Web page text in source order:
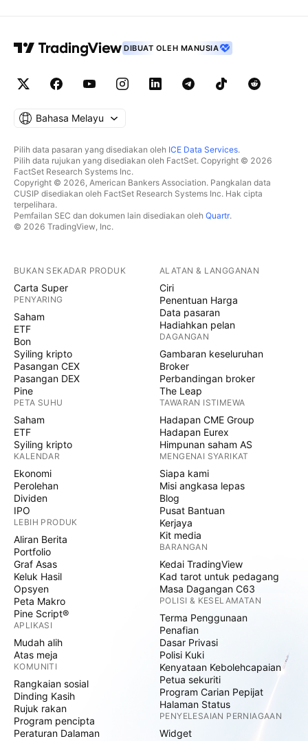
DIBUAT OLEH MANUSIA
Bahasa Melayu
Pilih data pasaran yang disediakan oleh ICE Data Services.
Pilih data rujukan yang disediakan oleh FactSet. Copyright © 2026
FactSet Research Systems Inc.
Copyright © 2026, American Bankers Association. Pangkalan data
CUSIP disediakan oleh FactSet Research Systems Inc. Hak cipta
terpelihara.
Pemfailan SEC dan dokumen lain disediakan oleh Quartr.
© 2026 TradingView, Inc.
BUKAN SEKADAR PRODUK
Carta Super
PENYARING
Saham
ETF
Bon
Syiling kripto
Pasangan CEX
Pasangan DEX
Pine
PETA SUHU
Saham
ETF
Syiling kripto
KALENDAR
Ekonomi
Perolehan
Dividen
IPO
LEBIH PRODUK
Aliran Berita
Portfolio
Graf Asas
Keluk Hasil
Opsyen
Peta Makro
Pine Script®
APLIKASI
Mudah alih
Atas meja
KOMUNITI
Rangkaian sosial
Dinding Kasih
Rujuk rakan
Program pencipta
Peraturan Dalaman
ALATAN & LANGGANAN
Ciri
Penentuan Harga
Data pasaran
Hadiahkan pelan
DAGANGAN
Gambaran keseluruhan
Broker
Perbandingan broker
The Leap
TAWARAN ISTIMEWA
Hadapan CME Group
Hadapan Eurex
Himpunan saham AS
MENGENAI SYARIKAT
Siapa kami
Misi angkasa lepas
Blog
Pusat Bantuan
Kerjaya
Kit media
BARANGAN
Kedai TradingView
Kad tarot untuk pedagang
Masa Dagangan C63
POLISI & KESELAMATAN
Terma Penggunaan
Penafian
Dasar Privasi
Polisi Kuki
Kenyataan Kebolehcapaian
Petua sekuriti
Program Carian Pepijat
Halaman Status
PENYELESAIAN PERNIAGAAN
Widget